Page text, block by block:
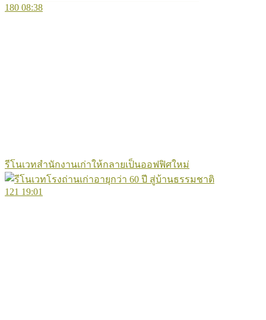
180 08:38
รีโนเวทสำนักงานเก่าให้กลายเป็นออฟฟิศใหม่
121 19:01